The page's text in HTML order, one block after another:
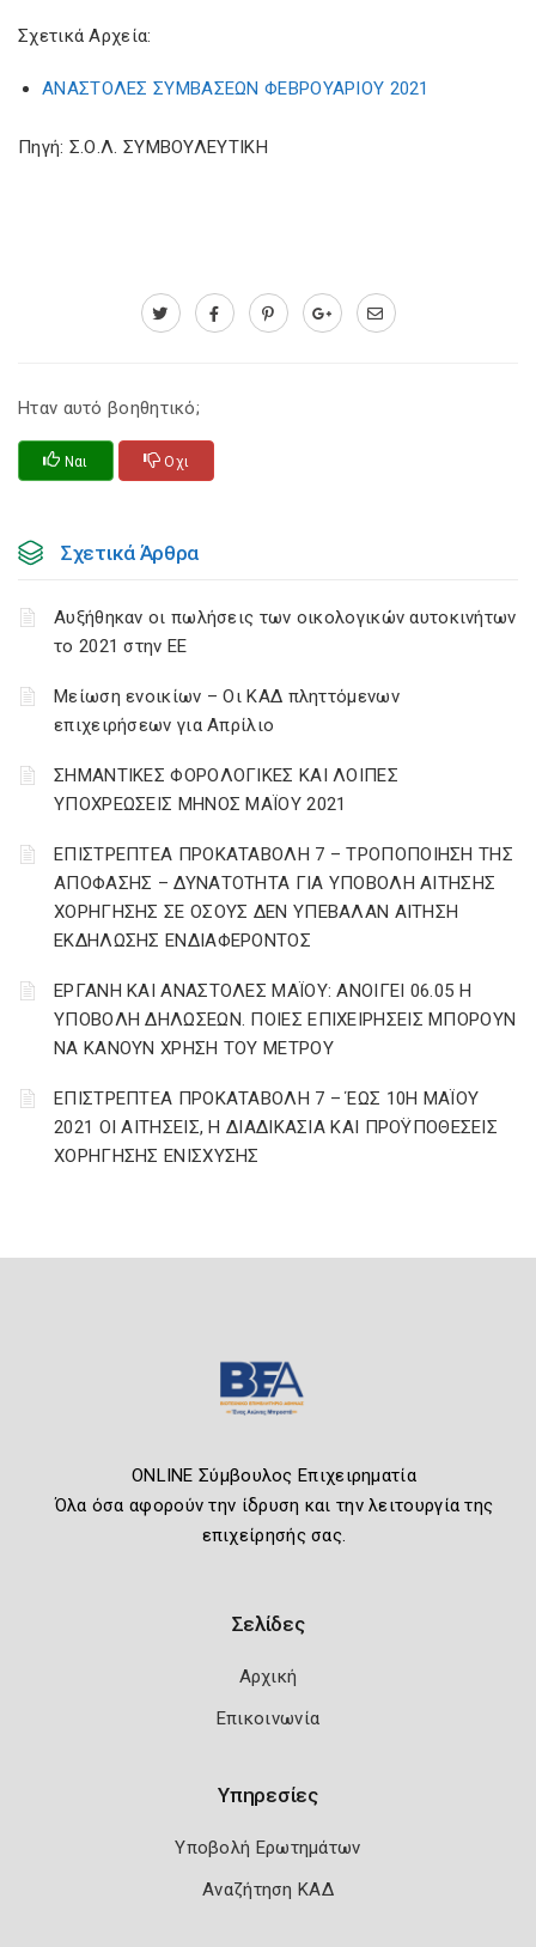
Σχετικά Αρχεία:
ΑΝΑΣΤΟΛΕΣ ΣΥΜΒΑΣΕΩΝ ΦΕΒΡΟΥΑΡΙΟΥ 2021
Πηγή: Σ.Ο.Λ. ΣΥΜΒΟΥΛΕΥΤΙΚΗ
Ηταν αυτό βοηθητικό;
Ναι Οχι
Σχετικά Άρθρα
Αυξήθηκαν οι πωλήσεις των οικολογικών αυτοκινήτων
το 2021 στην ΕΕ
Μείωση ενοικίων – Οι ΚΑΔ πληττόμενων
επιχειρήσεων για Απρίλιο
ΣΗΜΑΝΤΙΚΕΣ ΦΟΡΟΛΟΓΙΚΕΣ ΚΑΙ ΛΟΙΠΕΣ
ΥΠΟΧΡΕΩΣΕΙΣ ΜΗΝΟΣ ΜΑΪΟΥ 2021
ΕΠΙΣΤΡΕΠΤΕΑ ΠΡΟΚΑΤΑΒΟΛΗ 7 – ΤΡΟΠΟΠΟΙΗΣΗ ΤΗΣ
ΑΠΟΦΑΣΗΣ – ΔΥΝΑΤΟΤΗΤΑ ΓΙΑ ΥΠΟΒΟΛΗ ΑΙΤΗΣΗΣ
ΧΟΡΗΓΗΣΗΣ ΣΕ ΟΣΟΥΣ ΔΕΝ ΥΠΕΒΑΛΑΝ ΑΙΤΗΣΗ
ΕΚΔΗΛΩΣΗΣ ΕΝΔΙΑΦΕΡΟΝΤΟΣ
ΕΡΓΑΝΗ ΚΑΙ ΑΝΑΣΤΟΛΕΣ ΜΑΪΟΥ: ΑΝΟΙΓΕΙ 06.05 Η
ΥΠΟΒΟΛΗ ΔΗΛΩΣΕΩΝ. ΠΟΙΕΣ ΕΠΙΧΕΙΡΗΣΕΙΣ ΜΠΟΡΟΥΝ
ΝΑ ΚΑΝΟΥΝ ΧΡΗΣΗ ΤΟΥ ΜΕΤΡΟΥ
ΕΠΙΣΤΡΕΠΤΕΑ ΠΡΟΚΑΤΑΒΟΛΗ 7 – ΈΩΣ 10Η ΜΑΪΟΥ
2021 ΟΙ ΑΙΤΗΣΕΙΣ, Η ΔΙΑΔΙΚΑΣΙΑ ΚΑΙ ΠΡΟΫΠΟΘΕΣΕΙΣ
ΧΟΡΗΓΗΣΗΣ ΕΝΙΣΧΥΣΗΣ
ONLINE Σύμβουλος Επιχειρηματία
Όλα όσα αφορούν την ίδρυση και την λειτουργία της
επιχείρησής σας.
Σελίδες
Αρχική
Επικοινωνία
Υπηρεσίες
Υποβολή Ερωτημάτων
Αναζήτηση ΚΑΔ